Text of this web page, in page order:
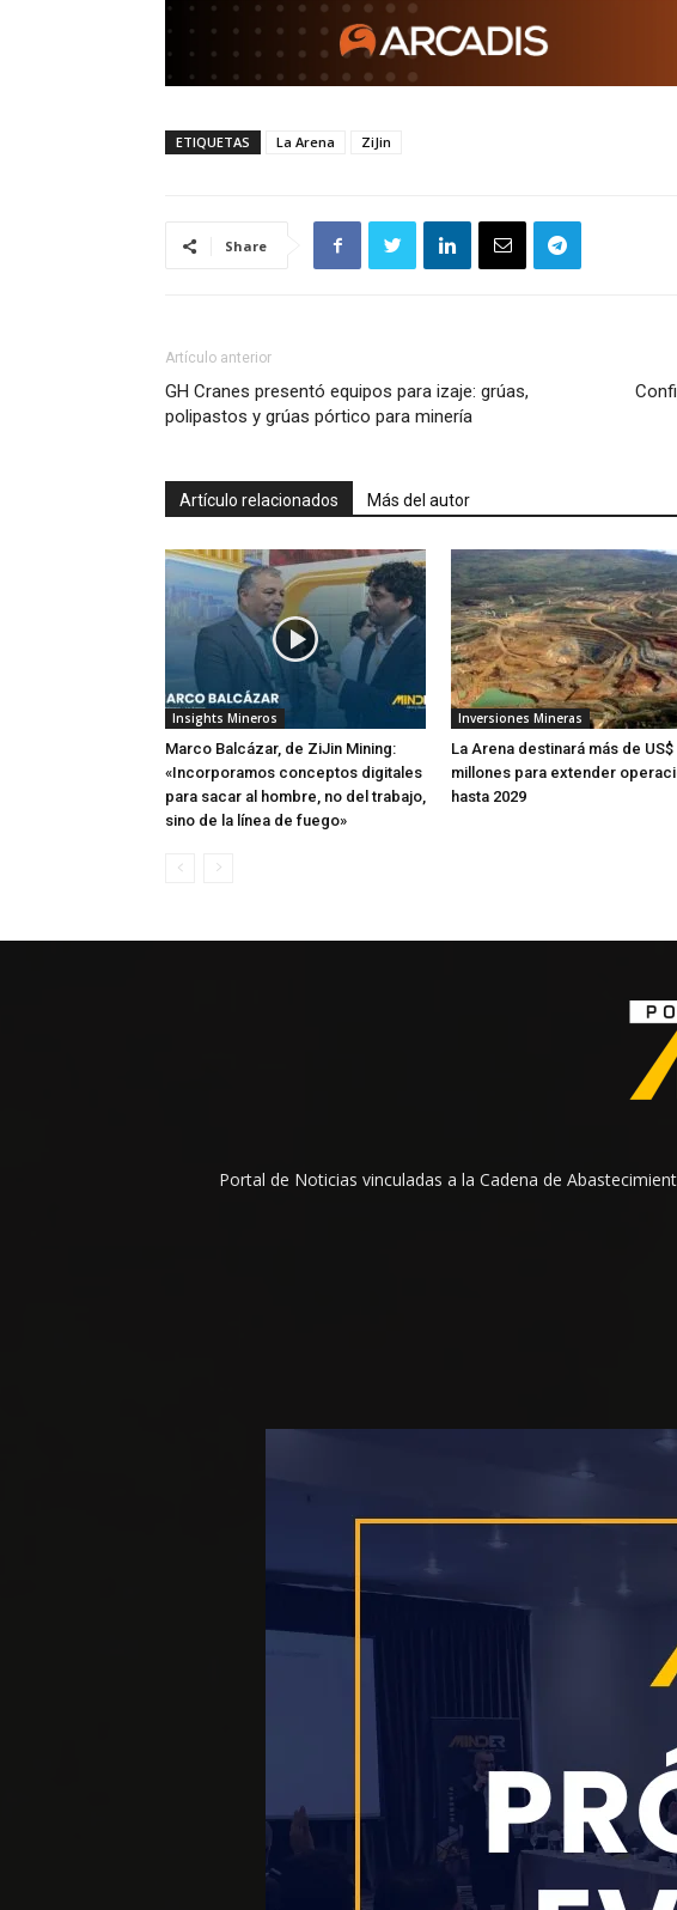
ETIQUETAS La Arena ZiJin
Share
Artículo anterior
GH Cranes presentó equipos para izaje: grúas,
polipastos y grúas pórtico para minería
Artículo relacionados Más del autor
Insights Mineros
Marco Balcázar, de ZiJin Mining:
«Incorporamos conceptos digitales
para sacar al hombre, no del trabajo,
sino de la línea de fuego»
Inversiones Mineras
La Arena destinará más de US$
millones para extender
hasta 2029
Portal de Noticias vinculadas a la Cadena de